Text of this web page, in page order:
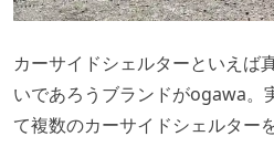
カーサイドシェルターといえば
いであろうブランドがogawa。
て複数のカーサイドシェルター